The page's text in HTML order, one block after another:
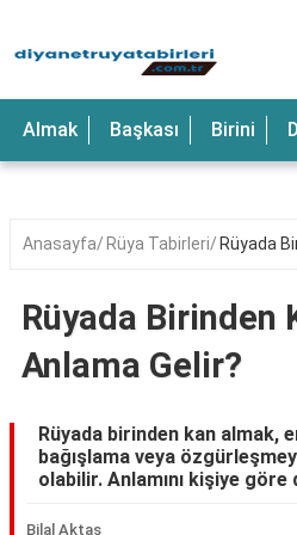
Anne
Bebek
Çocuk
Deniz
Düğün
Erkek
Eski
Almak Başkası Birini
Anasayfa Rüya Tabirleri Rüyada
Rüyada Birinden
Anlama Gelir?
Rüyada birinden kan almak,
bağışlama veya
olabilir. Anlamını kişiye göre
Bilal Aktaş